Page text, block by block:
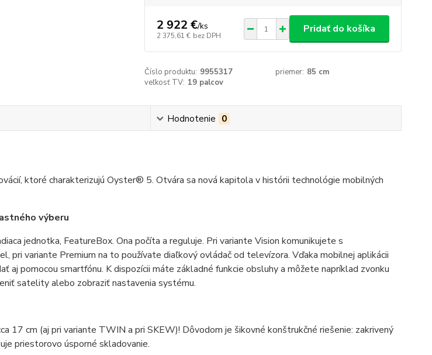
2 922 €/ks
2 375,61 € bez DPH
Pridať do košíka
Číslo produktu: 9955317 priemer: 85 cm
veľkosť TV: 19 palcov
Hodnotenie 0
ktoré charakterizujú Oyster® 5. Otvára sa nová kapitola v histórii technológie mobilných
výberu
jednotka, FeatureBox. Ona počíta a reguluje. Pri variante Vision komunikujete s
pri variante Premium na to používate diaľkový ovládač od televízora. Vďaka mobilnej aplikácii
aj pomocou smartfónu. K dispozícii máte základné funkcie obsluhy a môžete napríklad zvonku
satelity alebo zobraziť nastavenia systému.
17 cm (aj pri variante TWIN a pri SKEW)! Dôvodom je šikovné konštrukčné riešenie: zakrivený
priestorovo úsporné skladovanie.